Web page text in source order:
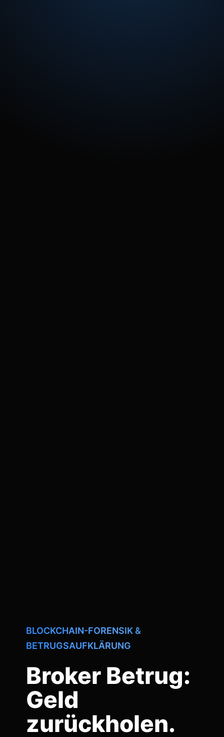
BLOCKCHAIN-FORENSIK &
BETRUGSAUFKLÄRUNG
Broker Betrug:
Geld
zurückholen.